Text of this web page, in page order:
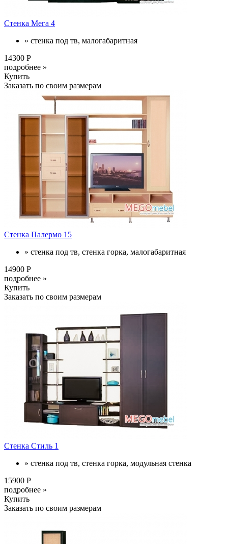
Стенка Мега 4
» стенка под тв, малогабаритная
14300 Р
подробнее »
Купить
Заказать по своим размерам
Стенка Палермо 15
» стенка под тв, стенка горка, малогабаритная
14900 Р
подробнее »
Купить
Заказать по своим размерам
Стенка Стиль 1
» стенка под тв, стенка горка, модульная стенка
15900 Р
подробнее »
Купить
Заказать по своим размерам